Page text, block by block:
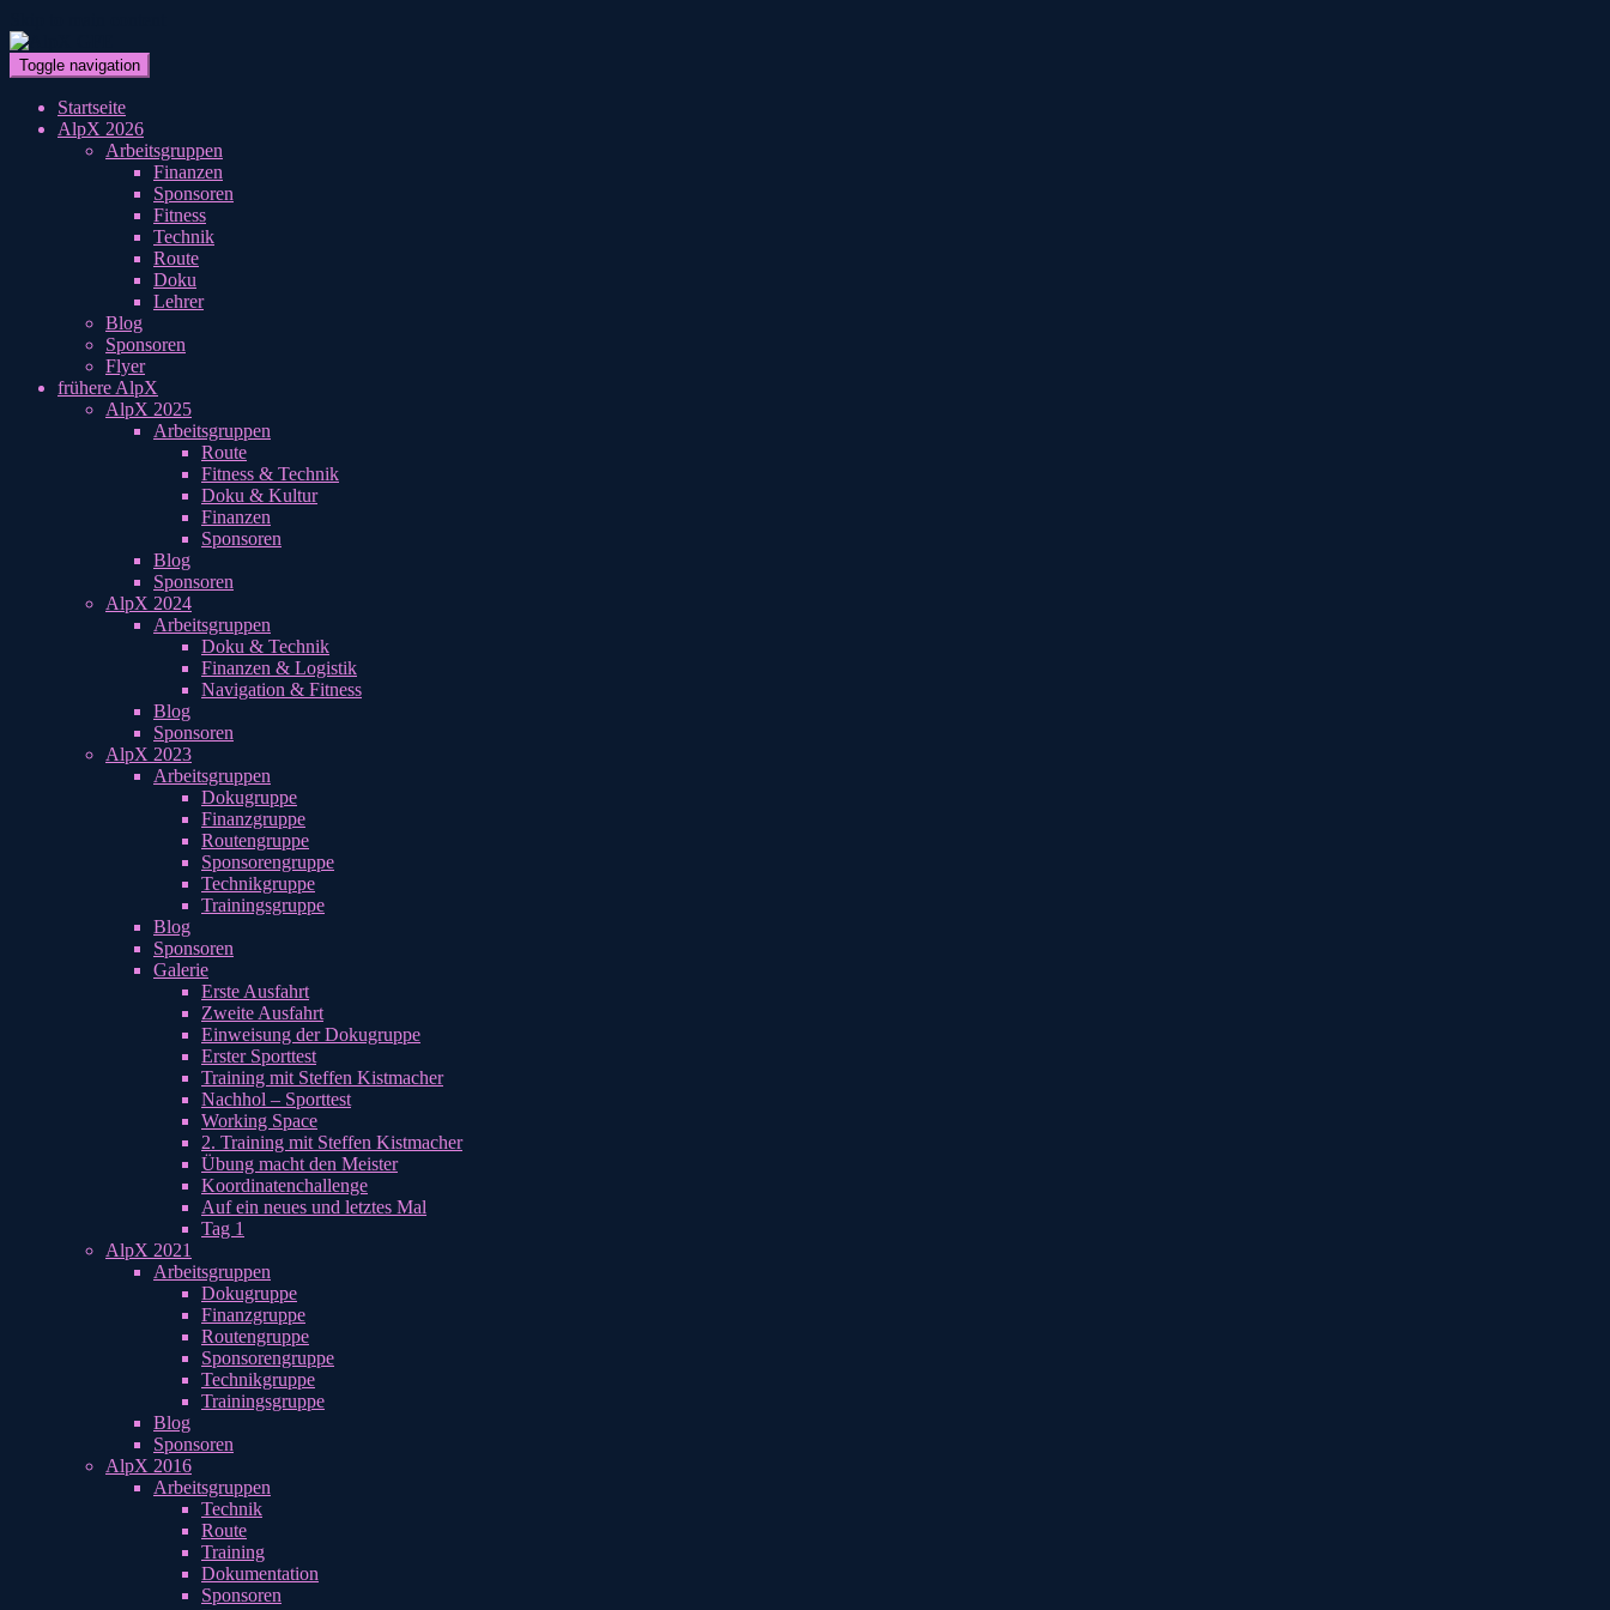
Toggle navigation
Startseite
AlpX 2026
Arbeitsgruppen
Finanzen
Sponsoren
Fitness
Technik
Route
Doku
Lehrer
Blog
Sponsoren
Flyer
frühere AlpX
AlpX 2025
Arbeitsgruppen
Route
Fitness & Technik
Doku & Kultur
Finanzen
Sponsoren
Blog
Sponsoren
AlpX 2024
Arbeitsgruppen
Doku & Technik
Finanzen & Logistik
Navigation & Fitness
Blog
Sponsoren
AlpX 2023
Arbeitsgruppen
Dokugruppe
Finanzgruppe
Routengruppe
Sponsorengruppe
Technikgruppe
Trainingsgruppe
Blog
Sponsoren
Galerie
Erste Ausfahrt
Zweite Ausfahrt
Einweisung der Dokugruppe
Erster Sporttest
Training mit Steffen Kistmacher
Nachhol – Sporttest
Working Space
2. Training mit Steffen Kistmacher
Übung macht den Meister
Koordinatenchallenge
Auf ein neues und letztes Mal
Tag 1
AlpX 2021
Arbeitsgruppen
Dokugruppe
Finanzgruppe
Routengruppe
Sponsorengruppe
Technikgruppe
Trainingsgruppe
Blog
Sponsoren
AlpX 2016
Arbeitsgruppen
Technik
Route
Training
Dokumentation
Sponsoren